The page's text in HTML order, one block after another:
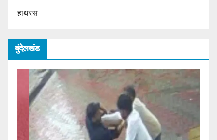
हाथरस
बुंदेलखंड